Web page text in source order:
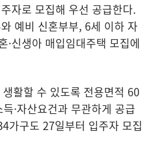
자로 모집해 우선 공급한다.
예비 신혼부부, 6세 이하 자
·신생아 매입임대주택 모집에
활할 수 있도록 전용면적 60
·자산요건과 무관하게 공급
가구도 27일부터 입주자 모집